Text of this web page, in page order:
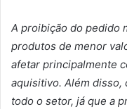
A proibição do pedido
produtos de menor
afetar principalmente
aquisitivo. Além disso,
todo o setor, já que a